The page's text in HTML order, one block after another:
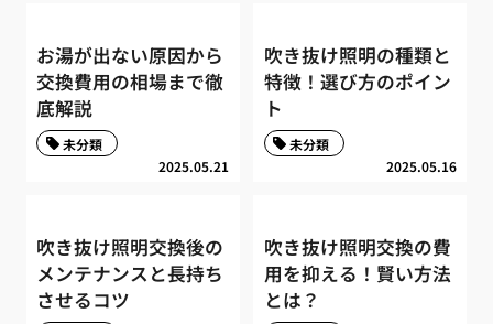
お湯が出ない原因から
交換費用の相場まで徹
底解説
2025.05.21
未分類
吹き抜け照明の種類と
特徴！選び方のポイン
ト
2025.05.16
未分類
吹き抜け照明交換後の
メンテナンスと長持ち
させるコツ
吹き抜け照明交換の費
用を抑える！賢い方法
とは？